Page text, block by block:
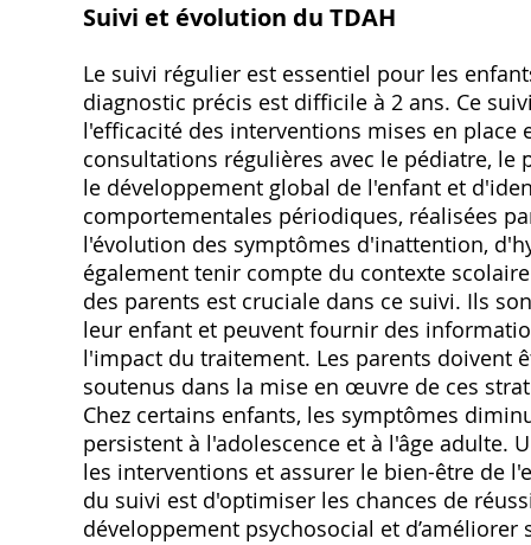
Suivi et évolution du TDAH
Le suivi régulier est essentiel pour les
diagnostic précis est difficile à 2 ans. Ce
l'efficacité des interventions mises en place
consultations régulières avec le pédiatre,
le développement global de l'enfant et
comportementales périodiques, réalisées
l'évolution des symptômes d'inattention,
également tenir compte du contexte
des parents est cruciale dans ce suivi. Ils
leur enfant et peuvent fournir des
l'impact du traitement. Les parents doivent
soutenus dans la mise en œuvre de ces
Chez certains enfants, les symptômes
persistent à l'adolescence et à l'âge adulte.
les interventions et assurer le bien-être de
du suivi est d'optimiser les chances de
développement psychosocial et d’améliorer